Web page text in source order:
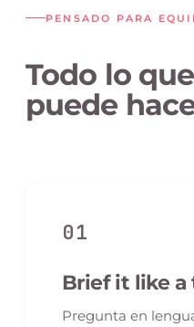
PENSADO PARA
Todo lo
puede
01
Brief it like
Pregunta en